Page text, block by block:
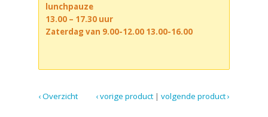
lunchpauze
13.00 – 17.30 uur
Zaterdag van 9.00-12.00 13.00-16.00
‹ Overzicht volgende product ›
|
‹ vorige product